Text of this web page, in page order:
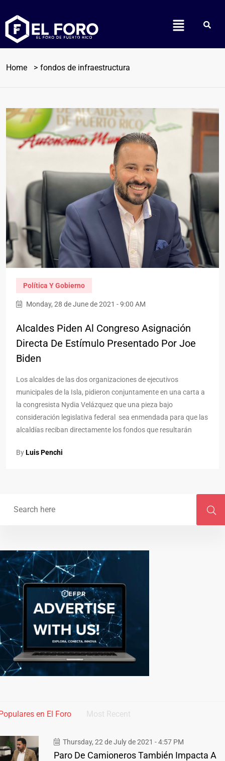
Home fondos de infraestructura
Política Y Gobierno
Monday, 28 de June de 2021 - 9:00 AM
Alcaldes Piden Al Congreso Asignación
Directa De Estímulo Presentado Por Joe
Biden
Los alcaldes de las dos organizaciones de ejecutivos
municipales de la Isla, pidieron conjuntamente en una carta a
la congresista Nydia Velázquez que una pieza bajo
consideración legislativa federal sea enmendada para que las
alcaldías reciban directamente los fondos que resultarán
ByLuis Penchi
en El Foro Most Recent
Thursday, 22 de July de 2021 - 4:57 PM
Paro De Camioneros También Impacta A